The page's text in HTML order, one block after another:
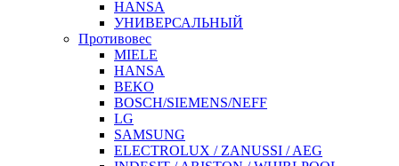
HANSA
УНИВЕРСАЛЬНЫЙ
Противовес
MIELE
HANSA
BEKO
BOSCH/SIEMENS/NEFF
LG
SAMSUNG
ELECTROLUX / ZANUSSI / AEG